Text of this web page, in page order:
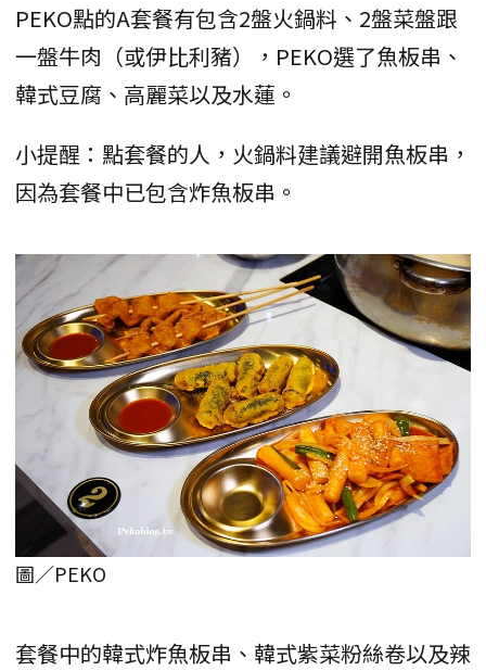
PEKO點的A套餐有包含2盤火鍋料、2盤菜盤跟
一盤牛肉（或伊比利豬），PEKO選了魚板串、
韓式豆腐、高麗菜以及水蓮。
小提醒：點套餐的人，火鍋料建議避開魚板串，
因為套餐中已包含炸魚板串。
圖／PEKO
套餐中的韓式炸魚板串、韓式紫菜粉絲卷以及辣